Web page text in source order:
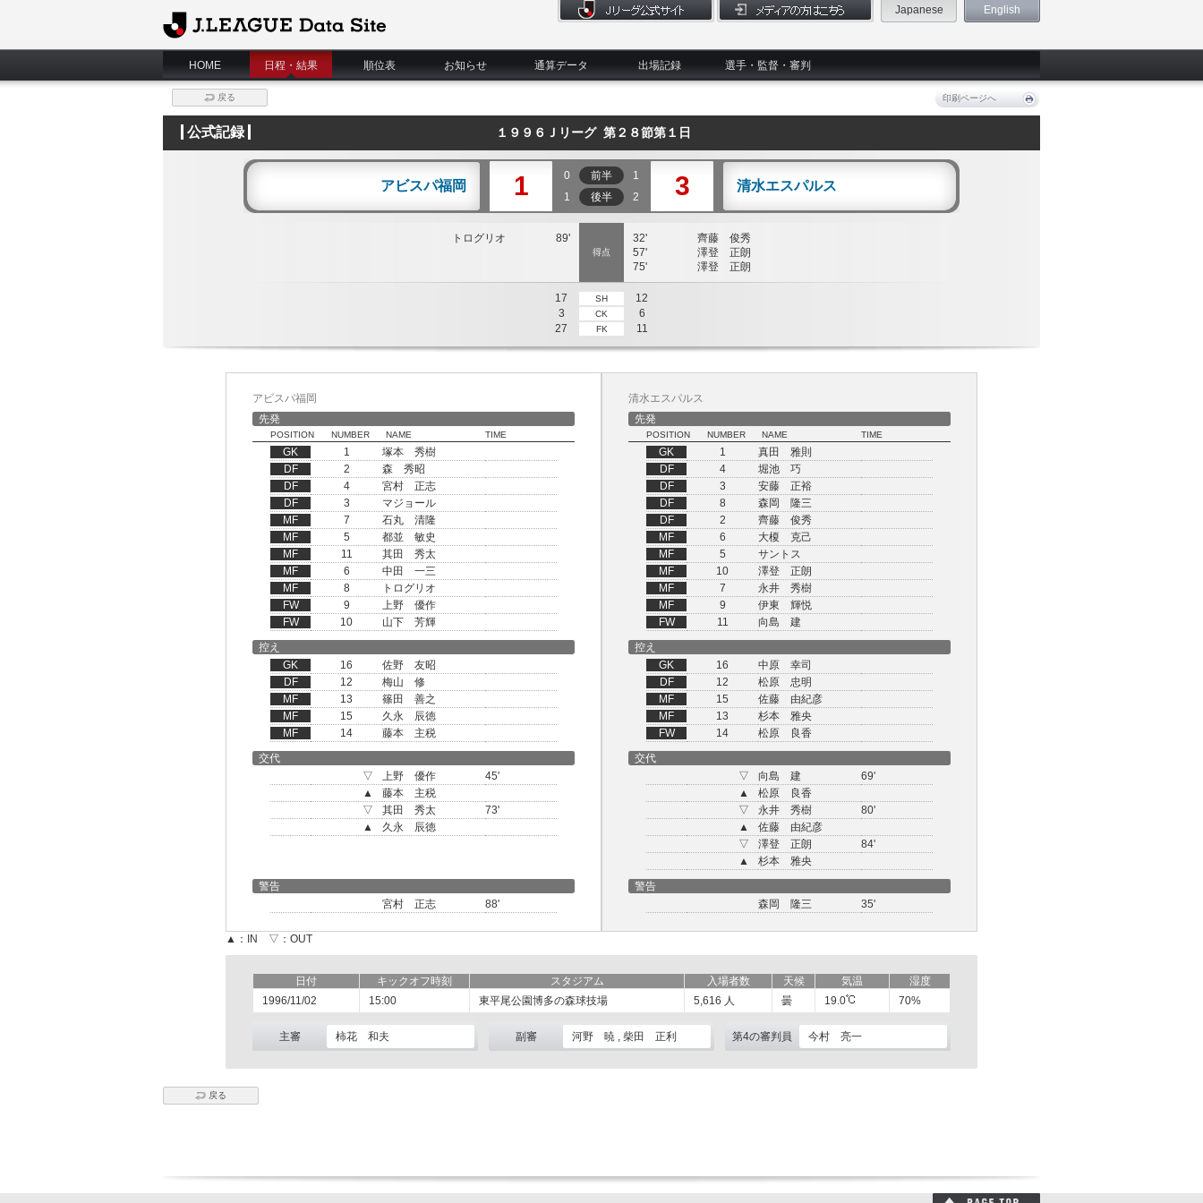
J.League Data Site
Japanese English
HOME 日程・結果 順位表 お知らせ 通算データ 出場記録 選手・監督・審判
戻る 印刷ページへ
公式記録 １９９６Ｊリーグ 第２８節第１日
アビスパ福岡 1 0 前半
1
1
後半 2 3 清水エスパルス
トログリオ 89'
得点
32'
齊藤 俊秀
57'
澤登 正朗
75'
澤登 正朗
17 SH
12
3
CK
6
27
FK 11
アビスパ福岡
先発
POSITION NUMBER NAME TIME
GK 1
塚本 秀樹
DF
2
森 秀昭
DF
4
宮村 正志
DF
3
マジョール
MF
7
石丸 清隆
MF
5
都並 敏史
MF
11
其田 秀太
MF
6
中田 一三
MF
8
トログリオ
FW
9
上野 優作
FW
10 山下 芳輝
清水エスパルス
先発
POSITION NUMBER NAME TIME
GK 1
真田 雅則
DF
4
堀池 巧
DF
3
安藤 正裕
DF
8
森岡 隆三
DF
2
齊藤 俊秀
MF
6
大榎 克己
MF
5
サントス
MF
10
澤登 正朗
MF
7
永井 秀樹
MF
9
伊東 輝悦
FW
11
向島 建
控え
GK
16
佐野 友昭
DF
12
梅山 修
MF
13
篠田 善之
MF
15
久永 辰徳
MF
14 藤本 主税
控え
GK
16
中原 幸司
DF
12
松原 忠明
MF
15
佐藤 由紀彦
MF
13
杉本 雅央
FW
14
松原 良香
交代
▽
上野 優作
45'
▲
藤本 主税
▽
其田 秀太
73'
▲
久永 辰徳
交代
▽
向島 建
69'
▲
松原 良香
▽
永井 秀樹
80'
▲
佐藤 由紀彦
▽
澤登 正朗
84'
▲
杉本 雅央
警告
宮村 正志
88'
警告
森岡 隆三
35'
▲：IN ▽：OUT
日付 キックオフ時刻 スタジアム 入場者数 天候 気温
湿度
1996/11/02
15:00 東平尾公園博多の森球技場 5,616 人 曇 19.0 70%
主審 柿花 和夫 副審 河野 暁 , 柴田 正利 第4の審判員 今村 亮一
戻る